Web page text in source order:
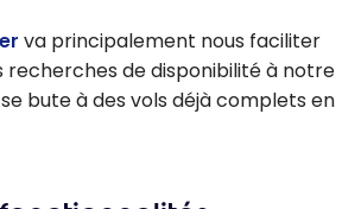
va principalement nous faciliter
recherches de disponibilité à notre
bute à des vols déjà complets en